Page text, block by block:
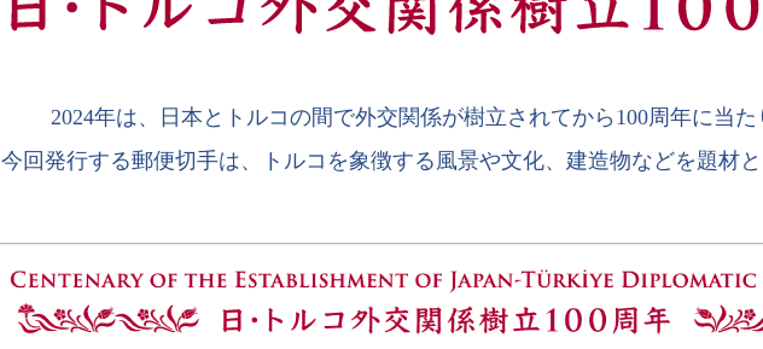
2024年は、日本とトルコの間で外交関係が樹立されてから100周年に当た
今回発行する郵便切手は、トルコを象徴する風景や文化、建造物などを題材と